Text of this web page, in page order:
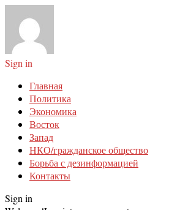
Sign in
Главная
Политика
Экономика
Восток
Запад
НКО/гражданское общество
Борьба с дезинформацией
Контакты
Sign in